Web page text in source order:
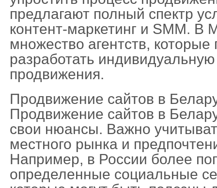
предлагают полный спектр
контент-маркетинг и SMM. В
множество агентств, которые
разработать
продвижения.
Продвижение сайтов в
Продвижение сайтов в
свои нюансы. Важно
местного рынка и
Например, в России более
определенные социальные